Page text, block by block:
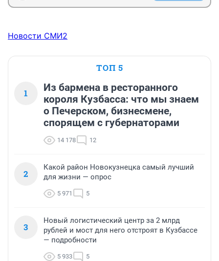
Новости СМИ2
ТОП 5
1
Из бармена в ресторанного
короля Кузбасса: что мы знаем
о Печерском, бизнесмене,
спорящем с губернаторами
14 178 12
2
Какой район Новокузнецка самый лучший
для жизни — опрос
5 971 5
3
Новый логистический центр за 2 млрд
рублей и мост для него отстроят в Кузбассе
— подробности
5 933 5